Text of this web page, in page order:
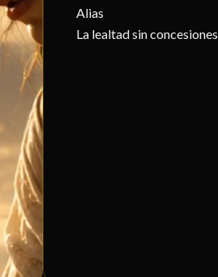
Alias
La lealtad sin